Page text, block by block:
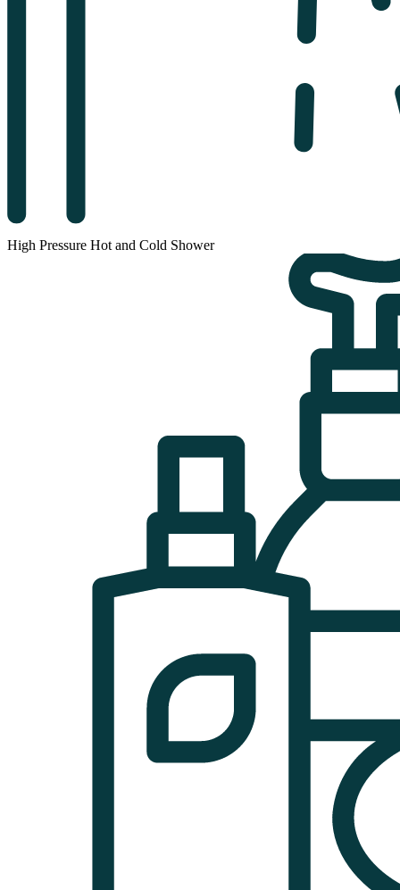
High Pressure Hot and Cold Shower